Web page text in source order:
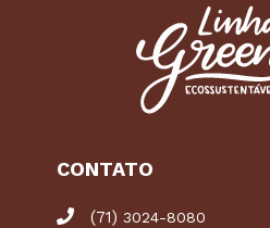
CONTATO
(71) 3024-8080